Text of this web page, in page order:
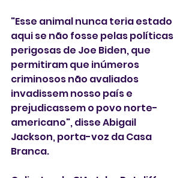
"Esse animal nunca teria estado
aqui se não fosse pelas políticas
perigosas de Joe Biden, que
permitiram que inúmeros
criminosos não avaliados
invadissem nosso país e
prejudicassem o povo norte-
americano", disse Abigail
Jackson, porta-voz da Casa
Branca.